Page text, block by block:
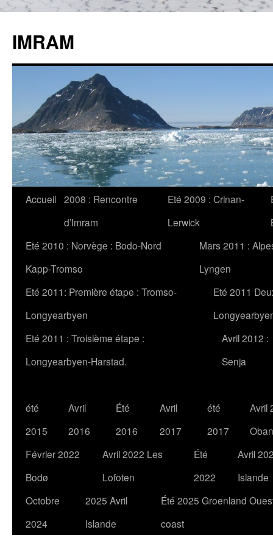
IMRAM
Accueil 2008 : Rencontre
d’Imram
Eté 2009 : Crinan-
Lerwick
Eté 2010 : Norvège : Bodo-Nord
Kapp-Tromso
Mars 2011 :
Lyngen
Eté 2011: Première étape : Tromso-
Longyearbyen
Eté 2011
Eté 2011 : Troisième étape :
Longyearbyen-Harstad.
Avril 2012 :
Senja
été
2015
Avril
2016
Été
2016
Avril
2017
été
2017
Avril
Oban
Février 2022
Bodø
Avril 2022 Les
Lofoten
Été
2022
Avril
Islande
Octobre
2024
2025 Avril
Islande
Été 2025 Groenland
coast